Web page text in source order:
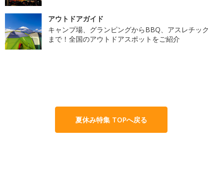
アウトドアガイド
キャンプ場、グランピングからBBQ、アスレチック
まで！全国のアウトドアスポットをご紹介
夏休み特集 TOPへ戻る